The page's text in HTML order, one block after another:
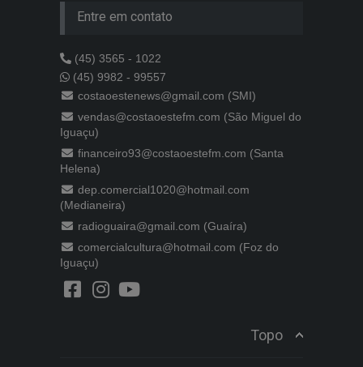
Entre em contato
(45) 3565 - 1022
(45) 9982 - 99557
costaoestenews@gmail.com (SMI)
vendas@costaoestefm.com (São Miguel do
Iguaçu)
financeiro93@costaoestefm.com (Santa
Helena)
dep.comercial1020@hotmail.com
(Medianeira)
radioguaira@gmail.com (Guaíra)
comercialcultura@hotmail.com (Foz do
Iguaçu)
Topo